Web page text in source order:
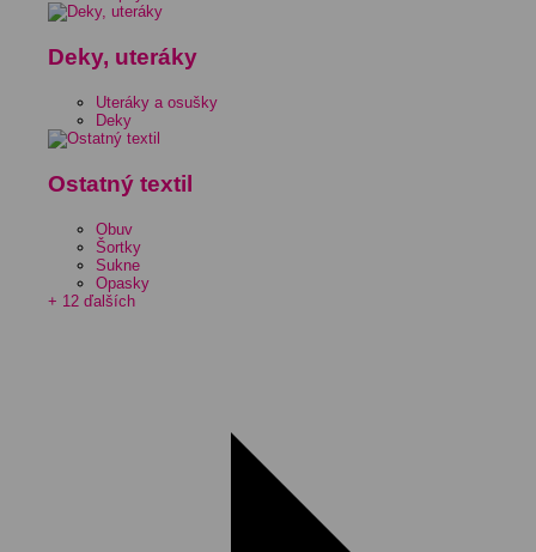
Deky, uteráky
Uteráky a osušky
Deky
Ostatný textil
Obuv
Šortky
Sukne
Opasky
+ 12 ďalších